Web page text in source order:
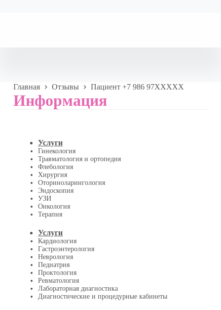
Главная Отзывы Пациент +7 986 97XXXXX
Информация
Услуги
Гинекология
Травматология и ортопедия
Флебология
Хирургия
Оториноларингология
Эндоскопия
УЗИ
Онкология
Терапия
Услуги
Кардиология
Гастроэнтерология
Неврология
Педиатрия
Проктология
Ревматология
Лабораторная диагностика
Диагностические и процедурные кабинеты